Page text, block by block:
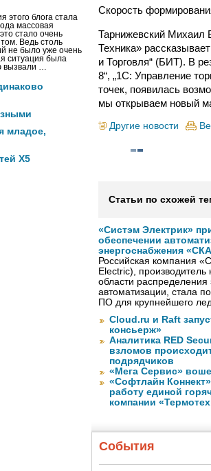
этого блога стала
массовая
стало очень
Ведь столь
не было уже очень
ситуация была
…
младое,
X5
Скорость
Тарнижевский Михаил
Техника»
и Торговля“ (БИТ). В
8“, „1С: Управление
точек, появилась
мы открываем новый
Другие новости
Статьи по схожей
«Систэм Электрик»
обеспечении
энергоснабжения
Российская компания
Electric),
области распределения
автоматизации, стала
ПО для крупнейшего
Cloud.ru и Raft
консьерж»
Аналитика RED
взломов
подрядчиков
«Мега Сервис»
«Софтлайн
работу единой
компании
События